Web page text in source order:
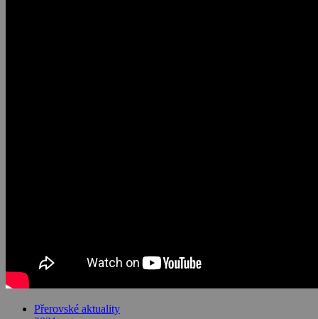
Přerovské aktuality